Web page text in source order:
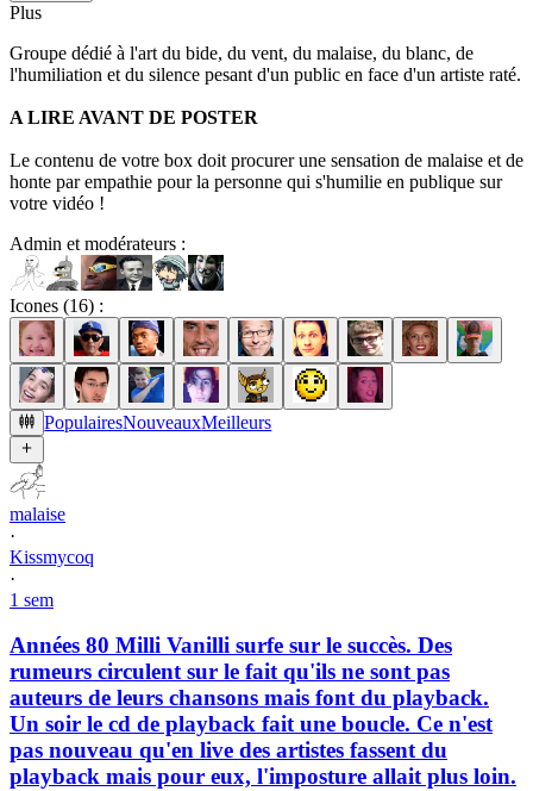
Plus
Groupe dédié à l'art du bide, du vent, du malaise, du blanc, de
l'humiliation et du silence pesant d'un public en face d'un artiste raté.
A LIRE AVANT DE POSTER
Le contenu de votre box doit procurer une sensation de malaise et de
honte par empathie pour la personne qui s'humilie en publique sur
votre vidéo !
Admin et modérateurs :
Icones (16) :
PopulairesNouveauxMeilleurs
malaise
·
Kissmycoq
·
1 sem
Années 80 Milli Vanilli surfe sur le succès. Des
rumeurs circulent sur le fait qu'ils ne sont pas
auteurs de leurs chansons mais font du playback.
Un soir le cd de playback fait une boucle. Ce n'est
pas nouveau qu'en live des artistes fassent du
playback mais pour eux, l'imposture allait plus loin.